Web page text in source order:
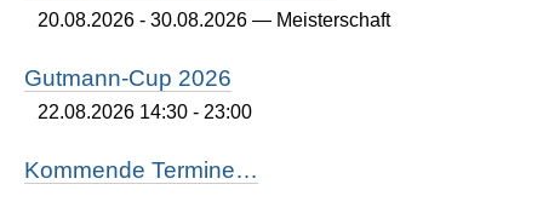
20.08.2026 - 30.08.2026 — Meisterschaft
Gutmann-Cup 2026
22.08.2026 14:30 - 23:00
Kommende Termine…